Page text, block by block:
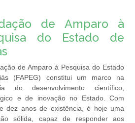
de Amparo à
do Estado de
de Amparo à Pesquisa do Estado
(FAPEG) constitui um marco na
do desenvolvimento científico,
e de inovação no Estado. Com
dez anos de existência, é hoje uma
sólida, capaz de responder aos